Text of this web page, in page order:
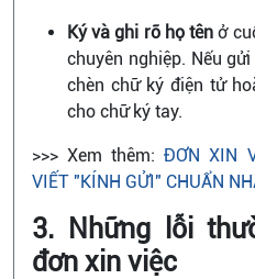
Ký và ghi rõ họ tênở
chuyên nghiệp. Nếu
chèn chữ ký điện tử
cho chữ ký tay.
>>> Xem thêm:ĐƠN XIN
VIẾT "KÍNH GỬI" CHUẨN
3. Những lỗi
đơn xin việc